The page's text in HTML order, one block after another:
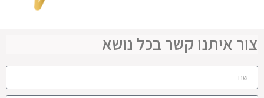
צור איתנו קשר בכל נושא